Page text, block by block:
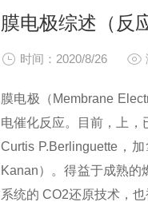
膜电极综述（反
时间：2020/8/26
膜电极（ Membrane
电催化反应。目前，上，
Curtis P.Berlinguette，加
Kanan）。得益于成熟的
系统的 CO2还原技术，也